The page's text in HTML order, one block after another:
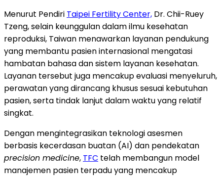
Menurut Pendiri Taipei Fertility Center, Dr. Chii-Ruey
Tzeng, selain keunggulan dalam ilmu kesehatan
reproduksi, Taiwan menawarkan layanan pendukung
yang membantu pasien internasional mengatasi
hambatan bahasa dan sistem layanan kesehatan.
Layanan tersebut juga mencakup evaluasi menyeluruh,
perawatan yang dirancang khusus sesuai kebutuhan
pasien, serta tindak lanjut dalam waktu yang relatif
singkat.
Dengan mengintegrasikan teknologi asesmen
berbasis kecerdasan buatan (AI) dan pendekatan
precision medicine, TFC telah membangun model
manajemen pasien terpadu yang mencakup